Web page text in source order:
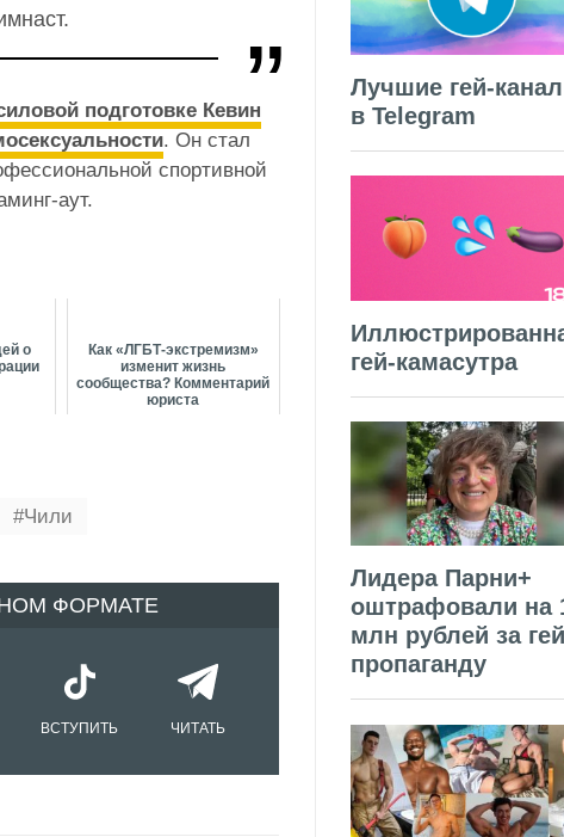
подготовке Кевин
. Он стал
спортивной
аут.
о
Как «ЛГБТ-экстремизм»
изменит жизнь
сообщества? Комментарий
юриста
Чили
ФОРМАТЕ
ВСТУПИТЬ ЧИТАТЬ
Лучшие гей-
в Telegram
гей-камасутра
Лидера Парни+
оштрафовали на
млн рублей за
пропаганду